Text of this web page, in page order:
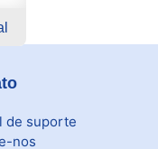
de suporte
nos